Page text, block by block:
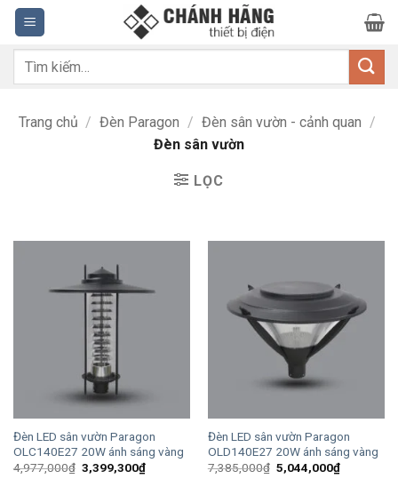
Bỏ
qua
nội
dung
Tìm
Trang chủ / Đèn Paragon / Đèn sân vườn - cảnh quan /
Đèn sân vườn
LỌC
Đèn LED sân vườn Paragon
OLC140E27 20W ánh sáng vàng
4,977,000₫ Giá
gốc
3,399,300₫Giá
hiện
Đèn LED sân vườn Paragon
OLD140E27 20W ánh sáng vàng
7,385,000₫ Giá
gốc
5,044,000₫Giá
hiện